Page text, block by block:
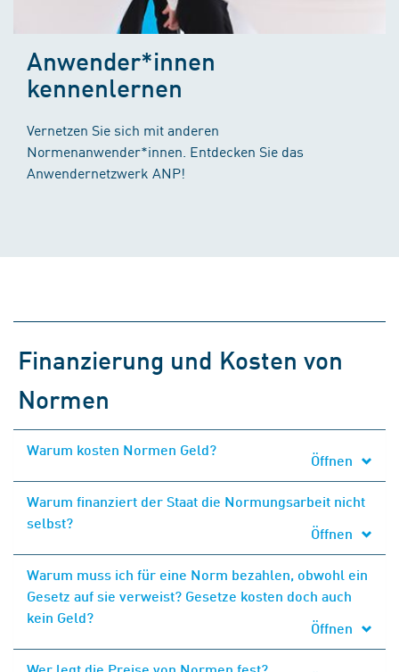
Anwender*innen
kennenlernen
Vernetzen Sie sich mit anderen
Normenanwender*innen. Entdecken Sie das
Anwendernetzwerk ANP!
Finanzierung und Kosten von
Normen
Warum kosten Normen Geld?
Öffnen
Warum finanziert der Staat die Normungsarbeit nicht
selbst?
Öffnen
Warum muss ich für eine Norm bezahlen, obwohl ein
Gesetz auf sie verweist? Gesetze kosten doch auch
kein Geld?
Öffnen